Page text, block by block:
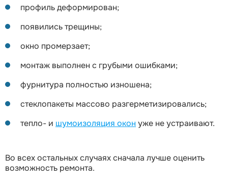
профиль деформирован;
появились трещины;
окно промерзает;
монтаж выполнен с грубыми ошибками;
фурнитура полностью изношена;
стеклопакеты массово разгерметизировались;
тепло- и шумоизоляция окон уже не устраивают.
Во всех остальных случаях сначала лучше оценить
возможность ремонта.